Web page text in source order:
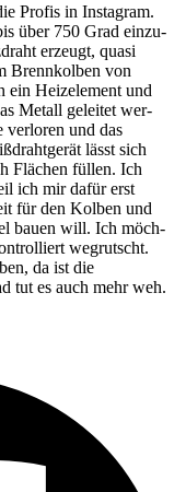
Pro­fis in Insta­gram.
über 750 Grad ein­zu­
erzeugt, qua­si
Brenn­kol­ben von
ein Heiz­ele­ment und
Metall gelei­tet wer­
ver­lo­ren und das
lässt sich
Flä­chen fül­len. Ich
ich mir dafür erst
für den Kol­ben und
bau­en will. Ich möch­
weg­rutscht.
da ist die
tut es auch mehr weh.